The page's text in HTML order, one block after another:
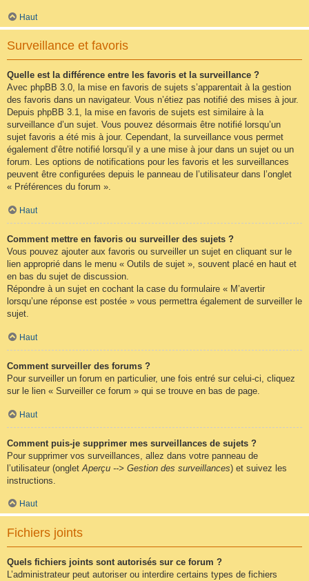
Haut
Surveillance et favoris
Quelle est la différence entre les favoris et la surveillance ?
Avec phpBB 3.0, la mise en favoris de sujets s’apparentait à la gestion
des favoris dans un navigateur. Vous n’étiez pas notifié des mises à jour.
Depuis phpBB 3.1, la mise en favoris de sujets est similaire à la
surveillance d’un sujet. Vous pouvez désormais être notifié lorsqu’un
sujet favoris a été mis à jour. Cependant, la surveillance vous permet
également d’être notifié lorsqu’il y a une mise à jour dans un sujet ou un
forum. Les options de notifications pour les favoris et les surveillances
peuvent être configurées depuis le panneau de l’utilisateur dans l’onglet
« Préférences du forum ».
Haut
Comment mettre en favoris ou surveiller des sujets ?
Vous pouvez ajouter aux favoris ou surveiller un sujet en cliquant sur le
lien approprié dans le menu « Outils de sujet », souvent placé en haut et
en bas du sujet de discussion.
Répondre à un sujet en cochant la case du formulaire « M’avertir
lorsqu’une réponse est postée » vous permettra également de surveiller le
sujet.
Haut
Comment surveiller des forums ?
Pour surveiller un forum en particulier, une fois entré sur celui-ci, cliquez
sur le lien « Surveiller ce forum » qui se trouve en bas de page.
Haut
Comment puis-je supprimer mes surveillances de sujets ?
Pour supprimer vos surveillances, allez dans votre panneau de
l’utilisateur (onglet Aperçu --> Gestion des surveillances) et suivez les
instructions.
Haut
Fichiers joints
Quels fichiers joints sont autorisés sur ce forum ?
L’administrateur peut autoriser ou interdire certains types de fichiers